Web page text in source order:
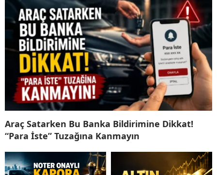
Araç Satarken Bu Banka Bildirimine Dikkat!
“Para İste” Tuzağına Kanmayın